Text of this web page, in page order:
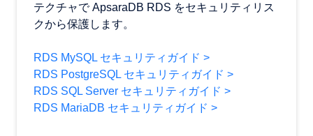
テクチャで ApsaraDB RDS をセキュリティリス
クから保護します。
RDS MySQL セキュリティガイド >
RDS PostgreSQL セキュリティガイド >
RDS SQL Server セキュリティガイド >
RDS MariaDB セキュリティガイド >